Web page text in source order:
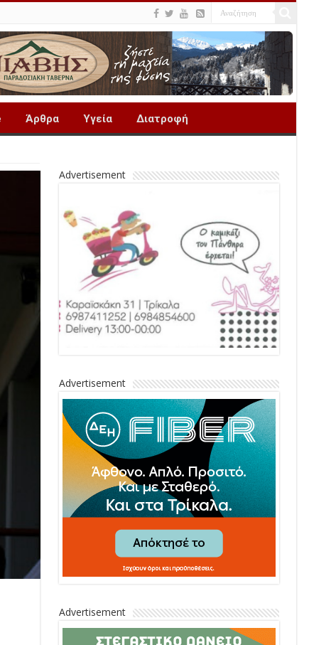
Άρθρα Υγεία Διατροφή
Advertisement
Advertisement
Advertisement